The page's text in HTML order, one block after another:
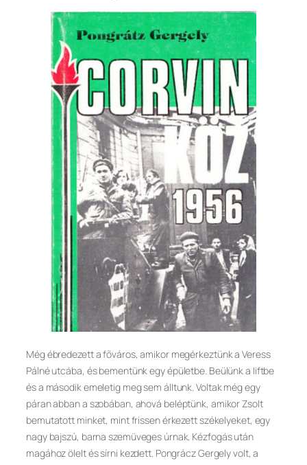
Még ébredezett a főváros, amikor megérkeztünk a Veress
Pálné utcába, és bementünk egy épületbe. Beülünk a liftbe
és a második emeletig meg sem álltunk. Voltak még egy
páran abban a szobában, ahová beléptünk, amikor Zsolt
bemutatott minket, mint frissen érkezett székelyeket, egy
nagy bajszú, barna szemüveges úrnak. Kézfogás után
magához ölelt és sírni kezdett. Pongrácz Gergely volt, a